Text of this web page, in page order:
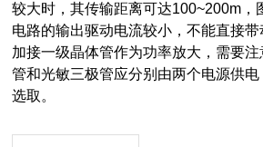
较大时，其传输距离可达100~200m，
电路的输出驱动电流较小，不能直接
加接一级晶体管作为功率放大，需要
管和光敏三极管应分别由两个电源供
选取。